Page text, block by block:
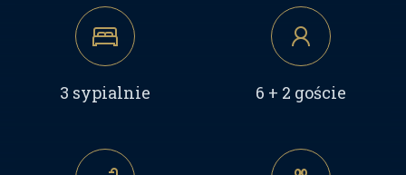
3 sypialnie 6 + 2 goście